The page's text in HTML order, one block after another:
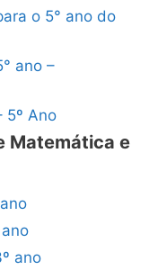
o 5° ano do
ano –
5º Ano
Matemática e
ano